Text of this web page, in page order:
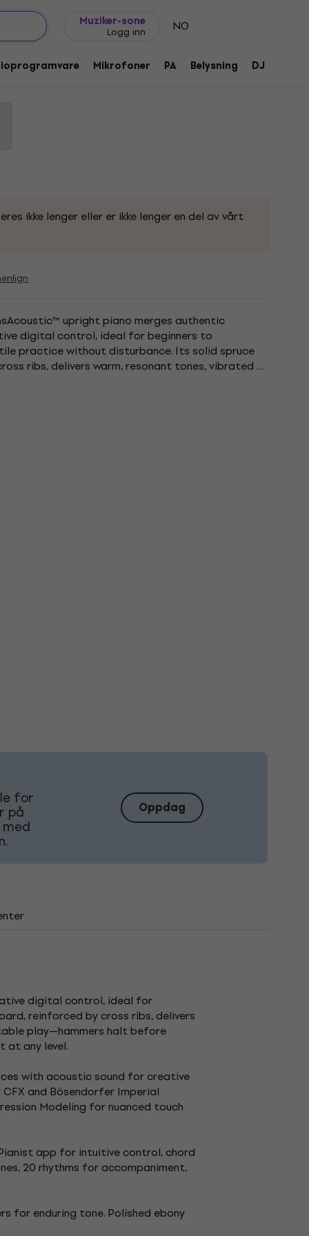
Muziker-sone
Logg inn NO
Mikrofoner PA Belysning DJ
ikke lenger eller er ikke lenger en del av vårt
upright piano merges authentic
digital control, ideal for beginners to
practice without disturbance. Its solid spruce
ribs, delivers warm, resonant tones, vibrated by
for
på Oppdag
digital control, ideal for
reinforced by cross ribs, delivers
play—hammers halt before
at any level.
with acoustic sound for creative
and Bösendorfer Imperial
Modeling for nuanced touch
app for intuitive control, chord
20 rhythms for accompaniment,
for enduring tone. Polished ebony